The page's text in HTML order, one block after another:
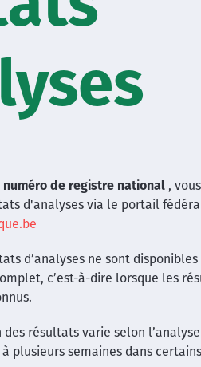
numéro de registre national ,
d'analyses via le portail
d’analyses ne sont
c’est-à-dire lorsque les
des résultats varie selon
plusieurs semaines dans